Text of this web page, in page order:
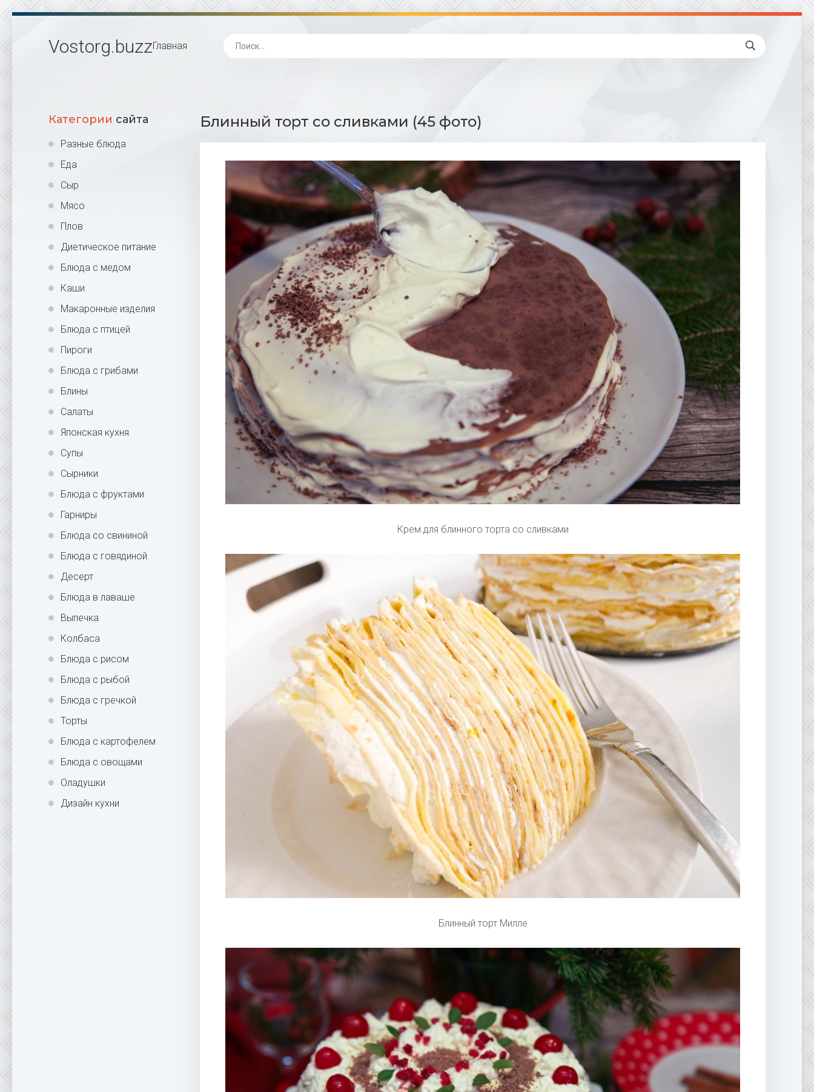
Vostorg.buzzГлавная
Категории сайта
Разные блюда
Еда
Сыр
Мясо
Плов
Диетическое питание
Блюда с медом
Каши
Макаронные изделия
Блюда с птицей
Пироги
Блюда с грибами
Блины
Салаты
Японская кухня
Супы
Сырники
Блюда с фруктами
Гарниры
Блюда со свининой
Блюда с говядиной
Десерт
Блюда в лаваше
Выпечка
Колбаса
Блюда с рисом
Блюда с рыбой
Блюда с гречкой
Торты
Блюда с картофелем
Блюда с овощами
Оладушки
Дизайн кухни
Блинный торт со сливками (45 фото)
Крем для блинного торта со сливками
Блинный торт Милле